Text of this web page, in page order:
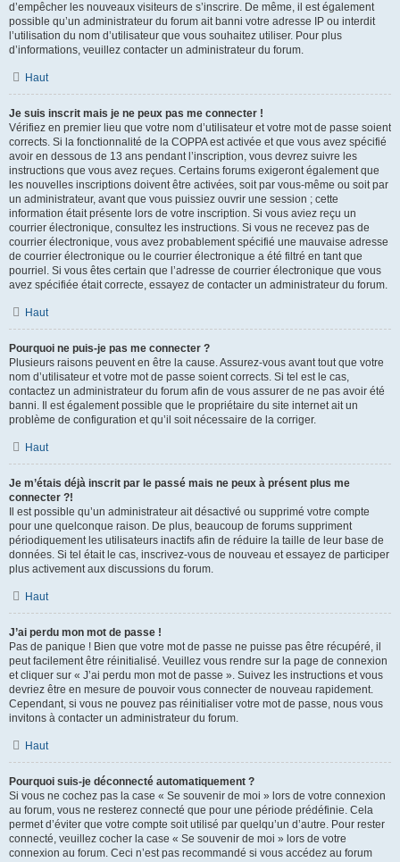
d’empêcher les nouveaux visiteurs de s’inscrire. De même, il est également
possible qu’un administrateur du forum ait banni votre adresse IP ou interdit
l’utilisation du nom d’utilisateur que vous souhaitez utiliser. Pour plus
d’informations, veuillez contacter un administrateur du forum.
Haut
Je suis inscrit mais je ne peux pas me connecter !
Vérifiez en premier lieu que votre nom d’utilisateur et votre mot de passe soient
corrects. Si la fonctionnalité de la COPPA est activée et que vous avez spécifié
avoir en dessous de 13 ans pendant l’inscription, vous devrez suivre les
instructions que vous avez reçues. Certains forums exigeront également que
les nouvelles inscriptions doivent être activées, soit par vous-même ou soit par
un administrateur, avant que vous puissiez ouvrir une session ; cette
information était présente lors de votre inscription. Si vous aviez reçu un
courrier électronique, consultez les instructions. Si vous ne recevez pas de
courrier électronique, vous avez probablement spécifié une mauvaise adresse
de courrier électronique ou le courrier électronique a été filtré en tant que
pourriel. Si vous êtes certain que l’adresse de courrier électronique que vous
avez spécifiée était correcte, essayez de contacter un administrateur du forum.
Haut
Pourquoi ne puis-je pas me connecter ?
Plusieurs raisons peuvent en être la cause. Assurez-vous avant tout que votre
nom d’utilisateur et votre mot de passe soient corrects. Si tel est le cas,
contactez un administrateur du forum afin de vous assurer de ne pas avoir été
banni. Il est également possible que le propriétaire du site internet ait un
problème de configuration et qu’il soit nécessaire de la corriger.
Haut
Je m’étais déjà inscrit par le passé mais ne peux à présent plus me
connecter ?!
Il est possible qu’un administrateur ait désactivé ou supprimé votre compte
pour une quelconque raison. De plus, beaucoup de forums suppriment
périodiquement les utilisateurs inactifs afin de réduire la taille de leur base de
données. Si tel était le cas, inscrivez-vous de nouveau et essayez de participer
plus activement aux discussions du forum.
Haut
J’ai perdu mon mot de passe !
Pas de panique ! Bien que votre mot de passe ne puisse pas être récupéré, il
peut facilement être réinitialisé. Veuillez vous rendre sur la page de connexion
et cliquer sur « J’ai perdu mon mot de passe ». Suivez les instructions et vous
devriez être en mesure de pouvoir vous connecter de nouveau rapidement.
Cependant, si vous ne pouvez pas réinitialiser votre mot de passe, nous vous
invitons à contacter un administrateur du forum.
Haut
Pourquoi suis-je déconnecté automatiquement ?
Si vous ne cochez pas la case « Se souvenir de moi » lors de votre connexion
au forum, vous ne resterez connecté que pour une période prédéfinie. Cela
permet d’éviter que votre compte soit utilisé par quelqu’un d’autre. Pour rester
connecté, veuillez cocher la case « Se souvenir de moi » lors de votre
connexion au forum. Ceci n’est pas recommandé si vous accédez au forum